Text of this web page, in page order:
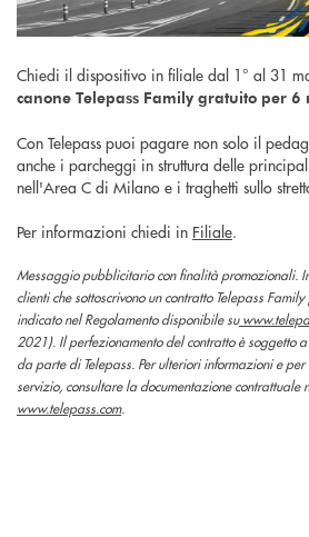
Chiedi il dispositivo in filiale dal 1° al 31
canone Telepass Family gratuito per 6
Con Telepass puoi pagare non solo il
anche i parcheggi in struttura delle
nell'Area C di Milano e i traghetti sullo
Per informazioni chiedi in Filiale.
Messaggio pubblicitario con finalità promozionali.
clienti che sottoscrivono un contratto Telepass
indicato nel Regolamento disponibile su
2021). Il perfezionamento del contratto è soggetto
da parte di Telepass. Per ulteriori informazioni e
servizio, consultare la documentazione contrattuale
www.telepass.com.